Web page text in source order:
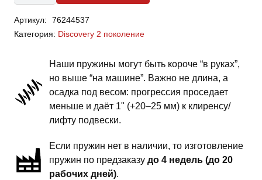
Rover
Discovery
поколение
пружины
передней
Артикул:
76244537
Категория: Discovery 2 поколение
Наши пружины могут быть короче “в руках”,
но выше “на машине”. Важно не длина, а
осадка под весом: прогрессия проседает
меньше и даёт 1" (+20–25 мм) к клиренсу/
лифту подвески.
Если пружин нет в наличии, то изготовление
пружин по предзаказу до 4 недель (до 20
рабочих дней).